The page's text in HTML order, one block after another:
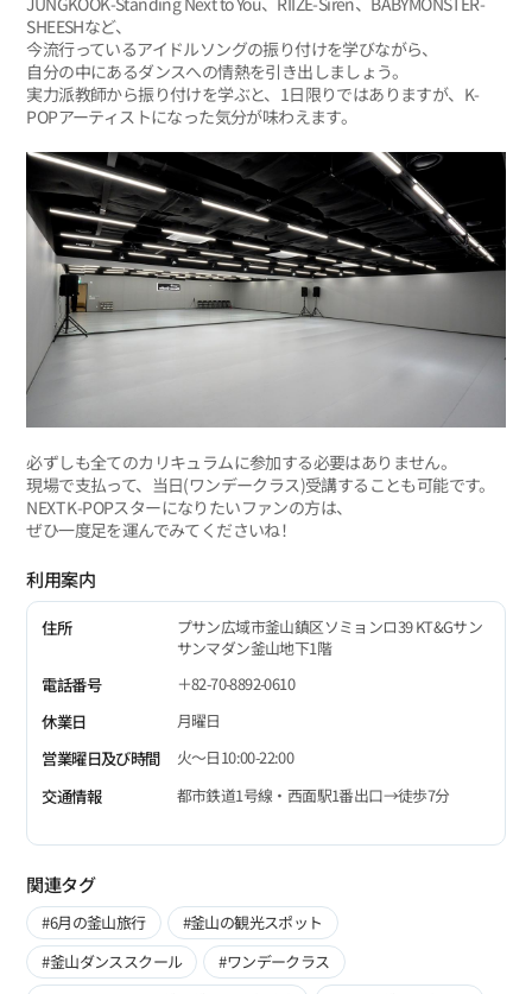
SHEESHなど、
今流行っているアイドルソングの振り付けを学びながら、
自分の中にあるダンスへの情熱を引き出しましょう。
実力派教師から振り付けを学ぶと、1日限りではありますが、K-
POPアーティストになった気分が味わえます。
必ずしも全てのカリキュラムに参加する必要はありません。
現場で支払って、当日(ワンデークラス)受講することも可能です。
NEXT K-POPスターになりたいファンの方は、
ぜひ一度足を運んでみてくださいね！
利用案内
住所
プサン広域市釜山鎮区ソミョンロ39 KT&Gサン
サンマダン釜山地下1階
電話番号
＋82-70-8892-0610
休業日
月曜日
営業曜日及び時間
火～日10:00-22:00
交通情報
都市鉄道1号線・西面駅1番出口→徒歩7分
関連タグ
#6月の釜山旅行
#釜山の観光スポット
#釜山ダンススクール
#ワンデークラス